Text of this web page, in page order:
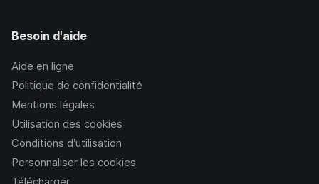
Besoin d'aide
Aide en ligne
Politique de confidentialité
Mentions légales
Utilisation des cookies
Conditions d’utilisation
Personnaliser les cookies